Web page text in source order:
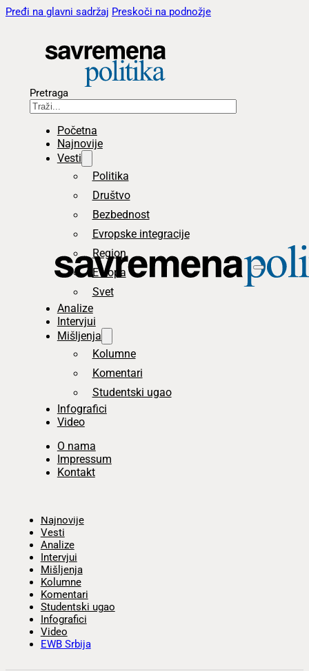
Pređi na glavni sadržaj Preskoči na podnožje
Pretraga
Početna
Najnovije
Vesti
Politika
Društvo
Bezbednost
Evropske integracije
Region
Evropa
Svet
Analize
Intervjui
Mišljenja
Kolumne
Komentari
Studentski ugao
Infografici
Video
O nama
Impressum
Kontakt
Najnovije
Vesti
Analize
Intervjui
Mišljenja
Kolumne
Komentari
Studentski ugao
Infografici
Video
EWB Srbija